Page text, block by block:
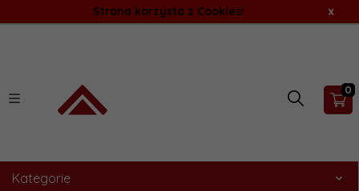
Strona korzysta z Cookies! x
0
Kategorie